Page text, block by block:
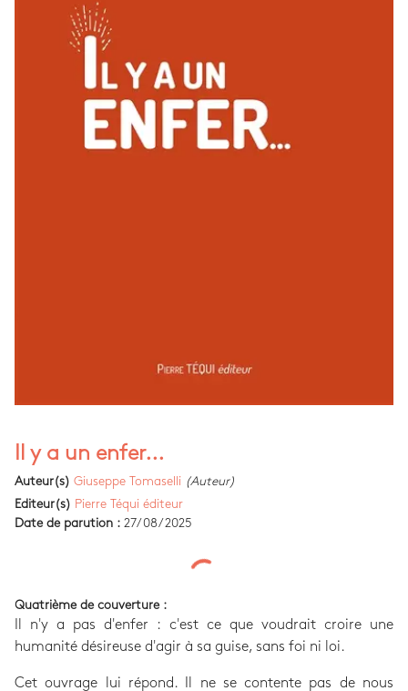
Il y a un enfer...
Auteur(s) Giuseppe Tomaselli (Auteur)
Editeur(s) Pierre Téqui éditeur
Date de parution : 27/08/2025
Quatrième de couverture :
Il n'y a pas d'enfer : c'est ce que voudrait croire une
humanité désireuse d'agir à sa guise, sans foi ni loi.
Cet ouvrage lui répond. Il ne se contente pas de nous